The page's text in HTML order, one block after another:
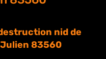
nid de
83560